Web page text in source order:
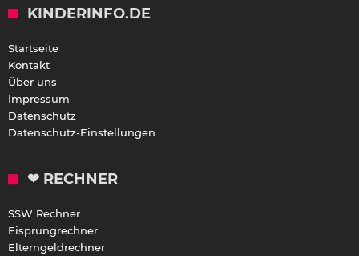
KINDERINFO.DE
Startseite
Kontakt
Über uns
Impressum
Datenschutz
Datenschutz-Einstellungen
❤ RECHNER
SSW Rechner
Eisprungrechner
Elterngeldrechner